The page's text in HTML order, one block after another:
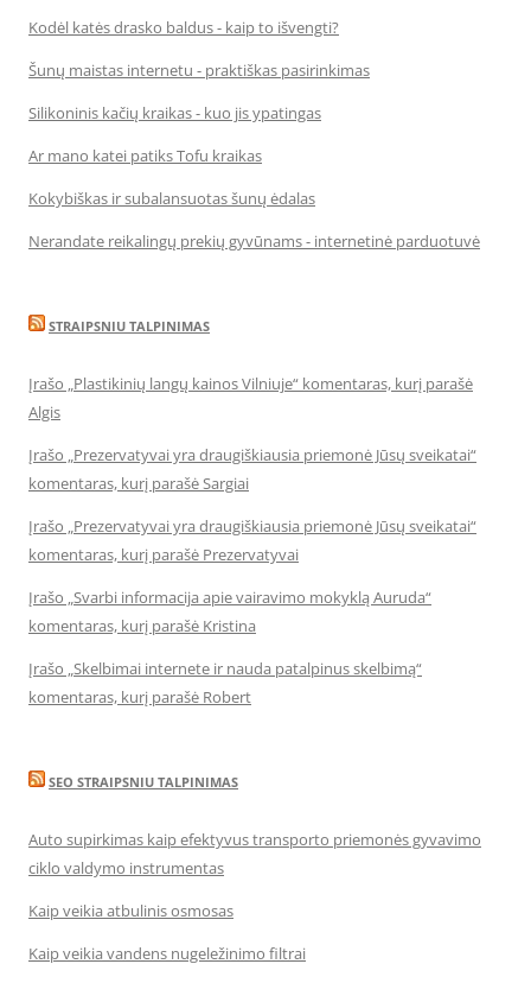
Kodėl katės drasko baldus - kaip to išvengti?
Šunų maistas internetu - praktiškas pasirinkimas
Silikoninis kačių kraikas - kuo jis ypatingas
Ar mano katei patiks Tofu kraikas
Kokybiškas ir subalansuotas šunų ėdalas
Nerandate reikalingų prekių gyvūnams - internetinė parduotuvė
STRAIPSNIU TALPINIMAS
Įrašo „Plastikinių langų kainos Vilniuje“ komentaras, kurį parašė
Algis
Įrašo „Prezervatyvai yra draugiškiausia priemonė Jūsų sveikatai“
komentaras, kurį parašė Sargiai
Įrašo „Prezervatyvai yra draugiškiausia priemonė Jūsų sveikatai“
komentaras, kurį parašė Prezervatyvai
Įrašo „Svarbi informacija apie vairavimo mokyklą Auruda“
komentaras, kurį parašė Kristina
Įrašo „Skelbimai internete ir nauda patalpinus skelbimą“
komentaras, kurį parašė Robert
SEO STRAIPSNIU TALPINIMAS
Auto supirkimas kaip efektyvus transporto priemonės gyvavimo
ciklo valdymo instrumentas
Kaip veikia atbulinis osmosas
Kaip veikia vandens nugeležinimo filtrai